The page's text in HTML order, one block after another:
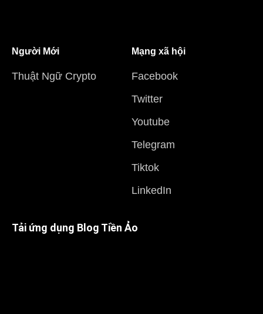
Người Mới
Thuật Ngữ Crypto
Mạng xã hội
Facebook
Twitter
Youtube
Telegram
Tiktok
LinkedIn
Tải ứng dụng Blog Tiền Ảo